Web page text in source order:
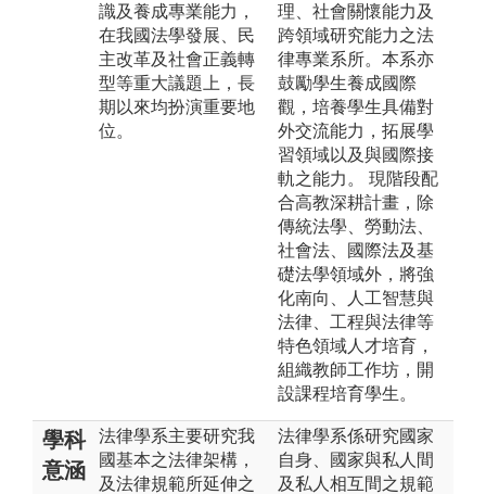
識及養成專業能力，
在我國法學發展、民
主改革及社會正義轉
型等重大議題上，長
期以來均扮演重要地
位。
理、社會關懷能力及
跨領域研究能力之法
律專業系所。本系亦
鼓勵學生養成國際
觀，培養學生具備對
外交流能力，拓展學
習領域以及與國際接
軌之能力。 現階段配
合高教深耕計畫，除
傳統法學、勞動法、
社會法、國際法及基
礎法學領域外，將強
化南向、人工智慧與
法律、工程與法律等
特色領域人才培育，
組織教師工作坊，開
設課程培育學生。
學科
意涵
法律學系主要研究我
國基本之法律架構，
及法律規範所延伸之
法律學系係研究國家
自身、國家與私人間
及私人相互間之規範